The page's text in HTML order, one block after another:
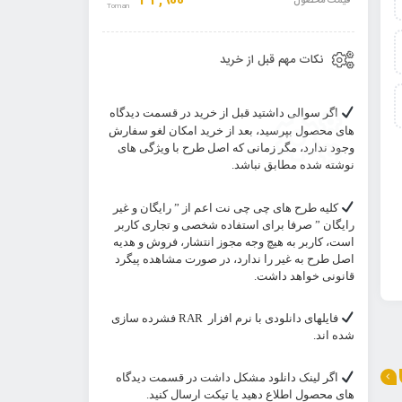
نکات مهم قبل از خرید
اگر سوالی داشتید قبل از خرید در قسمت دیدگاه
های محصول بپرسید، بعد از خرید امکان لغو سفارش
وجود ندارد، مگر زمانی که اصل طرح با ویژگی های
نوشته شده مطابق نباشد.
کلیه طرح های چی چی نت اعم از ” رایگان و غیر
رایگان ” صرفا برای استفاده شخصی و تجاری کاربر
است، کاربر به هیچ وجه مجوز انتشار، فروش و هدیه
اصل طرح به غیر را ندارد، در صورت مشاهده پیگرد
قانونی خواهد داشت.
فایلهای دانلودی با نرم افزار RARفشرده سازی
شده اند.
اگر لینک دانلود مشکل داشت در قسمت دیدگاه
های محصول اطلاع دهید یا تیکت ارسال کنید.